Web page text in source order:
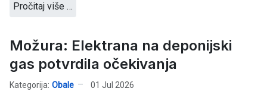
Pročitaj više …
Možura: Elektrana na deponijski
gas potvrdila očekivanja
Kategorija: Obale 01 Jul 2026